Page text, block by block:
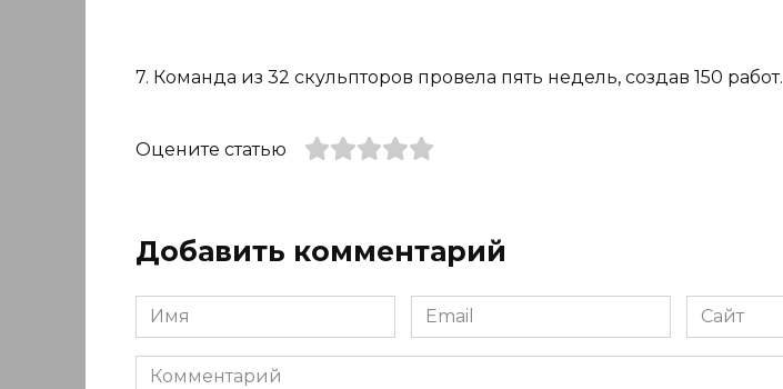
7. Команда из 32 скульпторов провела пять недель, создав 150 работ.
Оцените статью
Добавить комментарий
Имя
*
Email
*
Сайт
Комментарий